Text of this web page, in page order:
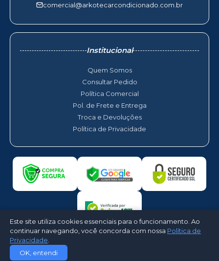
comercial@arkotecarcondicionado.com.br
Institucional
Quem Somos
Consultar Pedido
Política Comercial
Pol. de Frete e Entrega
Troca e Devoluções
Política de Privacidade
©2026 - Arkotec Ar Condicionado. Todos os direitos reservados -
Desenvolvido por
Este site utiliza cookies essenciais para o funcionamento. Ao
continuar navegando, você concorda com nossa Política de
Privacidade
OK, entendi